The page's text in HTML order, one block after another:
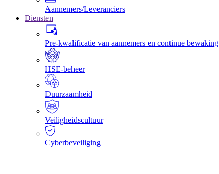
Aannemers/Leveranciers
Diensten
Pre-kwalificatie van aannemers en continue bewaking
HSE-beheer
Duurzaamheid
Veiligheidscultuur
Cyberbeveiliging